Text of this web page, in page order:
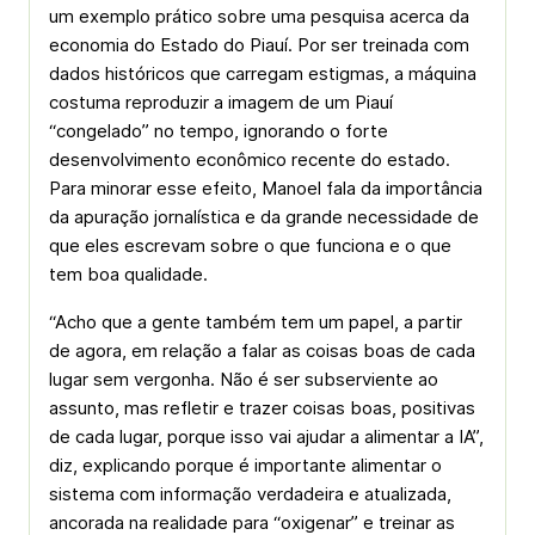
um exemplo prático sobre uma pesquisa acerca da
economia do Estado do Piauí. Por ser treinada com
dados históricos que carregam estigmas, a máquina
costuma reproduzir a imagem de um Piauí
“congelado” no tempo, ignorando o forte
desenvolvimento econômico recente do estado.
Para minorar esse efeito, Manoel fala da importância
da apuração jornalística e da grande necessidade de
que eles escrevam sobre o que funciona e o que
tem boa qualidade.
“Acho que a gente também tem um papel, a partir
de agora, em relação a falar as coisas boas de cada
lugar sem vergonha. Não é ser subserviente ao
assunto, mas refletir e trazer coisas boas, positivas
de cada lugar, porque isso vai ajudar a alimentar a IA”,
diz, explicando porque é importante alimentar o
sistema com informação verdadeira e atualizada,
ancorada na realidade para “oxigenar” e treinar as